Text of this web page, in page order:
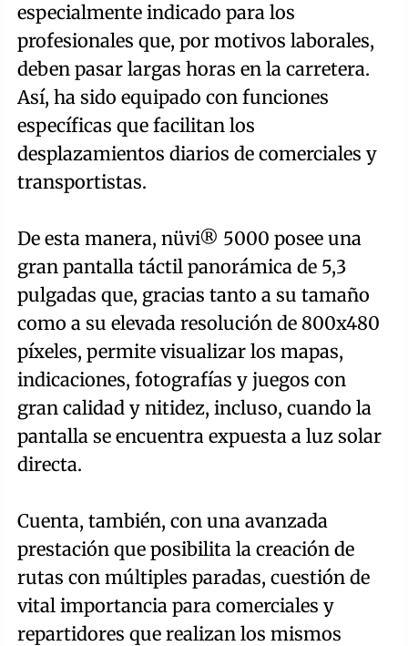
especialmente indicado para los
profesionales que, por motivos laborales,
deben pasar largas horas en la carretera.
Así, ha sido equipado con funciones
específicas que facilitan los
desplazamientos diarios de comerciales y
transportistas.
De esta manera, nüvi® 5000 posee una
gran pantalla táctil panorámica de 5,3
pulgadas que, gracias tanto a su tamaño
como a su elevada resolución de 800x480
píxeles, permite visualizar los mapas,
indicaciones, fotografías y juegos con
gran calidad y nitidez, incluso, cuando la
pantalla se encuentra expuesta a luz solar
directa.
Cuenta, también, con una avanzada
prestación que posibilita la creación de
rutas con múltiples paradas, cuestión de
vital importancia para comerciales y
repartidores que realizan los mismos